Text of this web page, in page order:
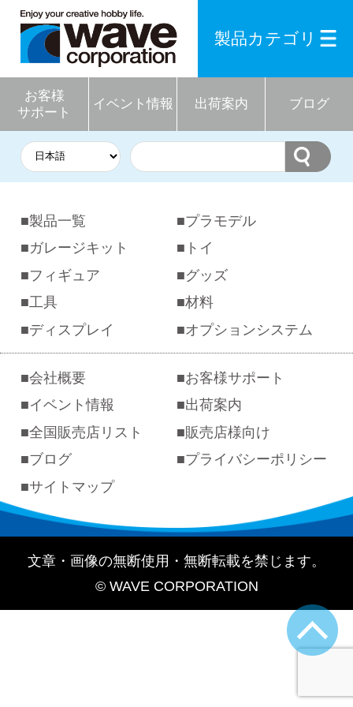
お客様
サポート
イベント情報 出荷案内 ブログ
製品カテゴリ
製品一覧
プラモデル
ガレージキット
トイ
フィギュア
グッズ
工具
材料
ディスプレイ
オプションシステム
会社概要
お客様サポート
イベント情報
出荷案内
全国販売店リスト
販売店様向け
ブログ
プライバシーポリシー
サイトマップ
文章・画像の無断使用・無断転載を禁じます。
© WAVE CORPORATION